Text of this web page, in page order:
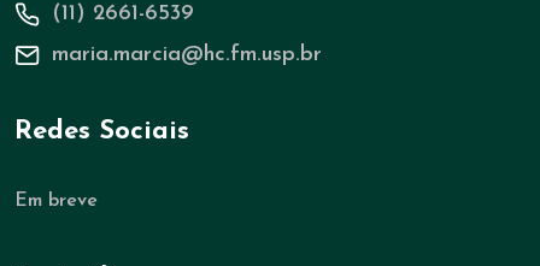
(11) 2661-6539
maria.marcia@hc.fm.usp.br
Redes Sociais
Em breve